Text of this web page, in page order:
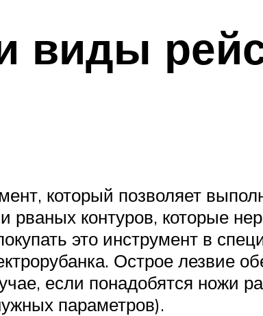
виды
который позволяет
рваных контуров, которые
это инструмент в
Острое лезвие
если понадобятся ножи
параметров).